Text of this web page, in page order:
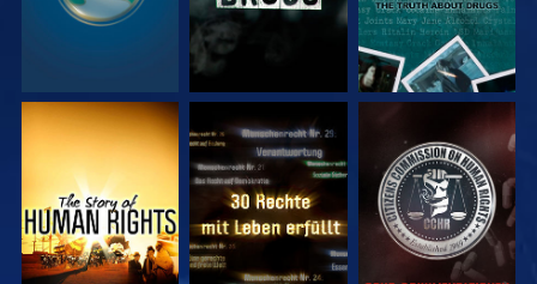
ANSEHEN ANSEHEN ANSEHEN